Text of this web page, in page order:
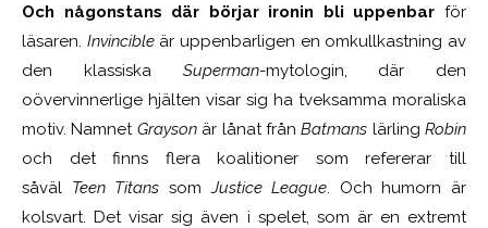
Och någonstans där börjar ironin bli uppenbar för
läsaren. Invincible är uppenbarligen en omkullkastning av
den klassiska Superman-mytologin, där den
oövervinnerlige hjälten visar sig ha tveksamma moraliska
motiv. Namnet Grayson är lånat frånBatmans lärling Robin
och det finns flera koalitioner som refererar till
såväl Teen Titans somJustice League. Och humorn är
kolsvart. Det visar sig även i spelet, som är en extremt